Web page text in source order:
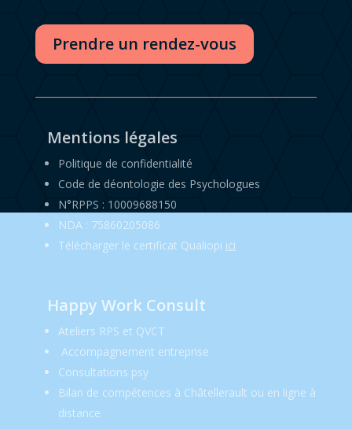
Prendre un rendez-vous
Mentions légales
Politique de confidentialité
Code de déontologie des Psychologues
N°RPPS : 10009688150
NDA : 75860205086
Télécharger le certificat Qualiopi ici
Happy Work Consult
Ateliers RPS et QVCT
Accompagnement entreprise
Consultations psy
Bilan de compétences à Châtellerault ou en ligne à
distance